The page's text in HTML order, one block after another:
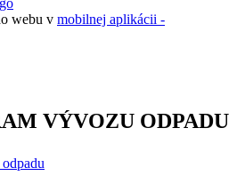
webu v mobilnej aplikácii -
VÝVOZU ODPADU